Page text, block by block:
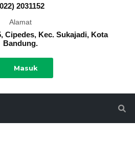
2031152
Alamat
Cipedes, Kec. Sukajadi, Kota
Bandung.
Masuk